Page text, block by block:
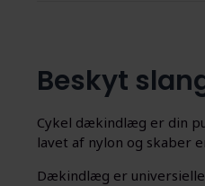
Beskyt
Cykel dækindlæg er din
lavet af nylon og skaber
Dækindlæg er